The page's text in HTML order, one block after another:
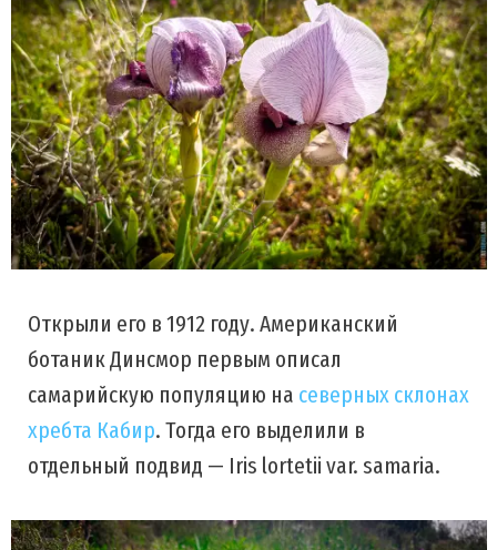
Открыли его в 1912 году. Американский
ботаник Динсмор первым описал
самарийскую популяцию на северных склонах
хребта Кабир. Тогда его выделили в
отдельный подвид — Iris lortetii var. samaria.